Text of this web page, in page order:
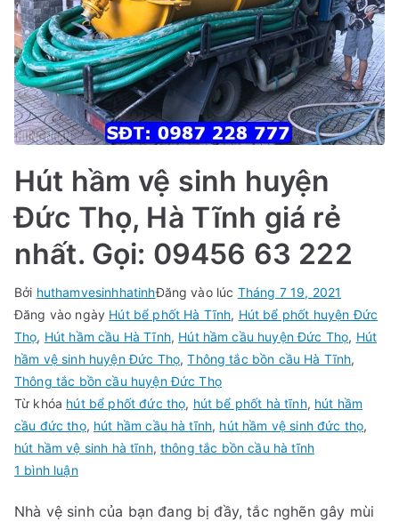
Hút hầm vệ sinh huyện
Đức Thọ, Hà Tĩnh giá rẻ
nhất. Gọi: 09456 63 222
Bởi huthamvesinhhatinhĐăng vào lúc Tháng 7 19, 2021
Đăng vào ngày Hút bể phốt Hà Tĩnh, Hút bể phốt huyện Đức
Thọ, Hút hầm cầu Hà Tĩnh, Hút hầm cầu huyện Đức Thọ, Hút
hầm vệ sinh huyện Đức Thọ,Thông tắc bồn cầu Hà Tĩnh,
Thông tắc bồn cầu huyện Đức Thọ
Từ khóa hút bể phốt đức thọ, hút bể phốt hà tĩnh, hút hầm
cầu đức thọ, hút hầm cầu hà tĩnh, hút hầm vệ sinh đức thọ,
hút hầm vệ sinh hà tĩnh,thông tắc bồn cầu hà tĩnh
1 bình luậnở
hầm
Nhà vệ sinh của bạn đang bị đầy, tắc nghẽn gây mùi